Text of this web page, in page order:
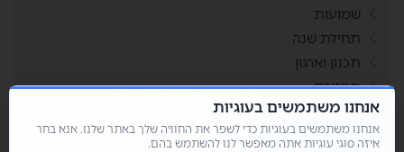
שמועות
תחילת שנה
תכנון וארגון
תפזורת
תשבצים
אנחנו משתמשים בעוגיות
אנחנו משתמשים בעוגיות כדי לשפר את החוויה שלך באתר שלנו. אנא בחר
איזה סוגי עוגיות אתה מאפשר לנו להשתמש בהם.